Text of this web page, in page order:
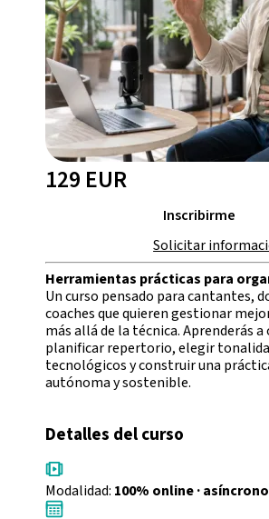
129 EUR
Inscribirme
Solicitar
Herramientas prácticas para
Un curso pensado para cantantes,
coaches que quieren gestionar
más allá de la técnica. Aprenderás
planificar repertorio, elegir
tecnológicos y construir una
autónoma y sostenible.
Detalles del curso
Modalidad: 100% online · asíncrono